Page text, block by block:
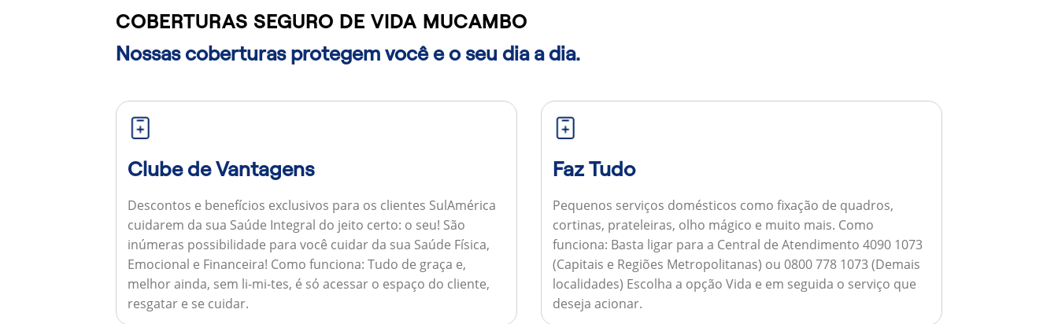
COBERTURAS SEGURO DE VIDA MUCAMBO
Nossas coberturas protegem você e o seu dia a dia.
Clube de Vantagens
Descontos e benefícios exclusivos para os clientes SulAmérica
cuidarem da sua Saúde Integral do jeito certo: o seu! São
inúmeras possibilidade para você cuidar da sua Saúde Física,
Emocional e Financeira! Como funciona: Tudo de graça e,
melhor ainda, sem li-mi-tes, é só acessar o espaço do cliente,
resgatar e se cuidar.
Faz Tudo
Pequenos serviços domésticos como fixação de quadros,
cortinas, prateleiras, olho mágico e muito mais. Como
funciona: Basta ligar para a Central de Atendimento 4090 1073
(Capitais e Regiões Metropolitanas) ou 0800 778 1073 (Demais
localidades) Escolha a opção Vida e em seguida o serviço que
deseja acionar.